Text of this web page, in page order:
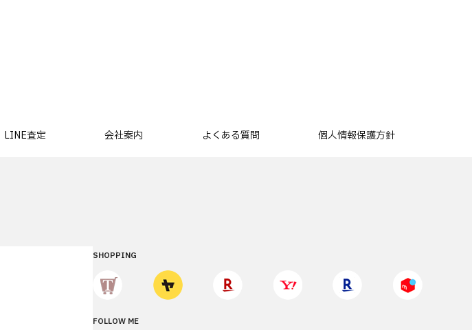
LINE査定 会社案内 よくある質問 個人情報保護方針
SHOPPING
FOLLOW ME